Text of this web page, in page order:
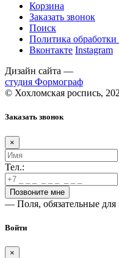
Корзина
Заказать звонок
Поиск
Политика
Вконтакте Instagram
Дизайн сайта —
студия Формограф
© Хохломская роспись,
Заказать звонок
×
Тел.:
— Поля, обязательные для
Войти
×